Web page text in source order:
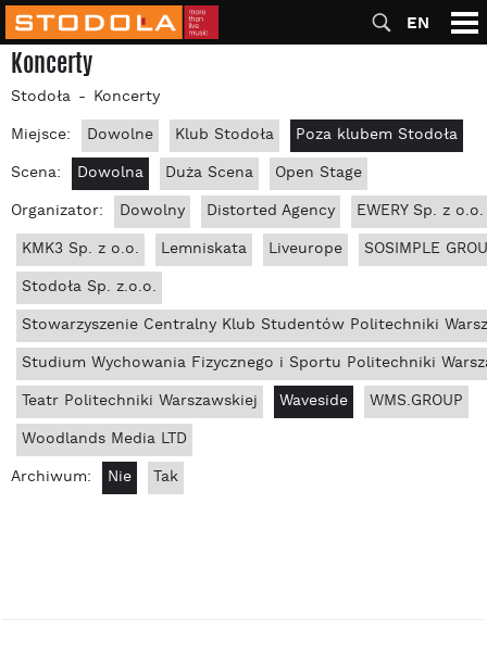
EN
Koncerty
Stodoła
Koncerty
Miejsce:
Dowolne Klub Stodoła
Poza klubem Stodoła
Scena:
Dowolna Duża Scena
Open Stage
Organizator:
Dowolny Distorted Agency
EWERY Sp. z o.o.
KMK3 Sp. z o.o.
Lemniskata Liveurope
SOSIMPLE
Stodoła Sp. z.o.o.
Stowarzyszenie Centralny Klub Studentów Politechniki
Studium Wychowania Fizycznego i Sportu Politechniki
Teatr Politechniki Warszawskiej
Waveside
WMS.GROUP
Woodlands Media LTD
Archiwum:
Nie Tak